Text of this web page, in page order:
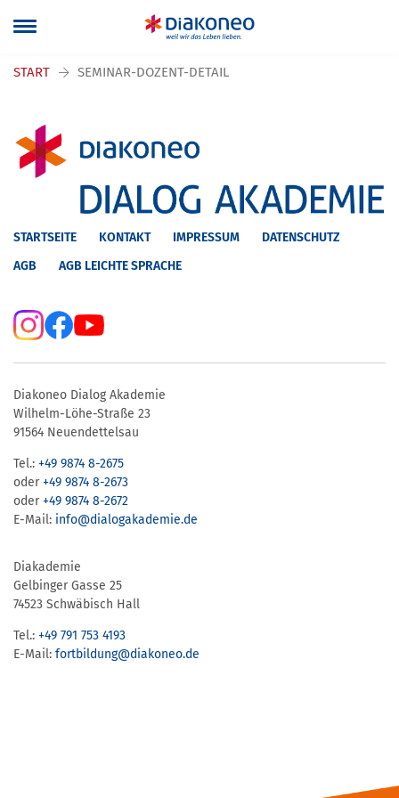
START SEMINAR-DOZENT-DETAIL
STARTSEITE KONTAKT IMPRESSUM
DATENSCHUTZ
AGB
AGB LEICHTE SPRACHE
Diakoneo Dialog Akademie
Wilhelm-Löhe-Straße 23
91564 Neuendettelsau
Tel.: +49 9874 8-2675
oder+49 9874 8-2673
oder+49 9874 8-2672
E-Mail: info@dialogakademie.de
Diakademie
Gelbinger Gasse 25
74523 Schwäbisch Hall
Tel.: +49 791 753 4193
E-Mail: fortbildung@diakoneo.de